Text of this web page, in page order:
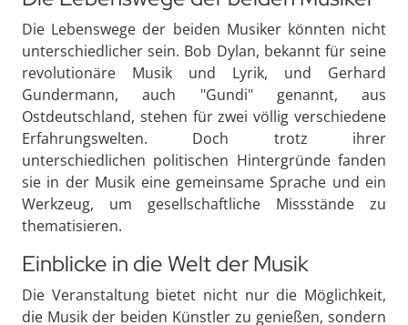
Die Lebenswege der beiden Musiker könnten nicht
unterschiedlicher sein. Bob Dylan, bekannt für seine
revolutionäre Musik und Lyrik, und Gerhard
Gundermann, auch "Gundi" genannt, aus
Ostdeutschland, stehen für zwei völlig verschiedene
Erfahrungswelten. Doch trotz ihrer
unterschiedlichen politischen Hintergründe fanden
sie in der Musik eine gemeinsame Sprache und ein
Werkzeug, um gesellschaftliche Missstände zu
thematisieren.
Einblicke in die Welt der Musik
Die Veranstaltung bietet nicht nur die Möglichkeit,
die Musik der beiden Künstler zu genießen, sondern